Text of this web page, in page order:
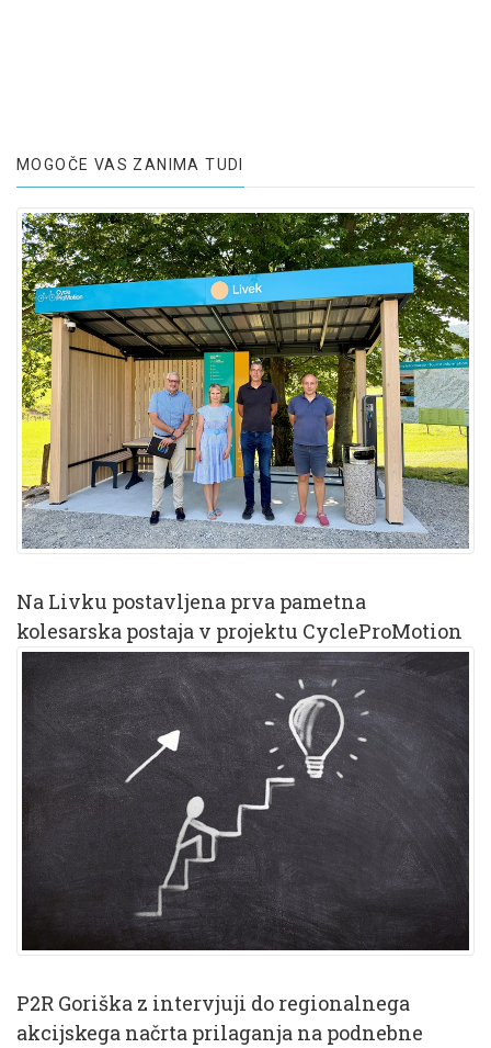
MOGOČE VAS ZANIMA TUDI
Na Livku postavljena prva pametna
kolesarska postaja v projektu CycleProMotion
P2R Goriška z intervjuji do regionalnega
akcijskega načrta prilaganja na podnebne